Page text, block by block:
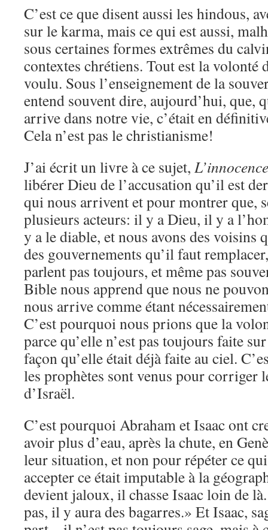
C’est ce que disent aussi les hindous,
sur le karma, mais ce qui est aussi,
sous certaines formes extrêmes du
contextes chrétiens. Tout est la volonté
voulu. Sous l’enseignement de la
entend souvent dire, aujourd’hui, que,
arrive dans notre vie, c’était en
Cela n’est pas le christianisme!
J’ai écrit un livre à ce sujet,
libérer Dieu de l’accusation qu’il est
qui nous arrivent et pour montrer que,
plusieurs acteurs: il y a Dieu, il y a
y a le diable, et nous avons des voisins
des gouvernements qu’il faut
parlent pas toujours, et même pas
Bible nous apprend que nous ne
nous arrive comme étant
C’est pourquoi nous prions que la
parce qu’elle n’est pas toujours faite
façon qu’elle était déjà faite au ciel.
les prophètes sont venus pour corriger
d’Israël.
C’est pourquoi Abraham et Isaac ont
avoir plus d’eau, après la chute, en
leur situation, et non pour répéter ce
accepter ce était imputable à la
devient jaloux, il chasse Isaac loin de
pas, il y aura des bagarres.» Et Isaac,